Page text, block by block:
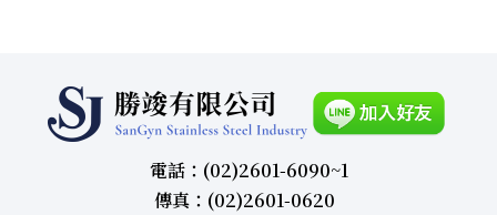
電話：(02)2601-6090~1
傳真：(02)2601-0620